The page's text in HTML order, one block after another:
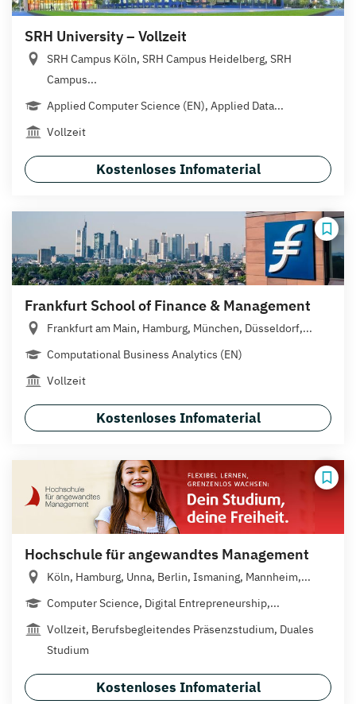
SRH University – Vollzeit
SRH Campus Köln, SRH Campus Heidelberg, SRH
Campus...
Applied Computer Science (EN), Applied Data...
Vollzeit
Kostenloses Infomaterial
Frankfurt School of Finance & Management
Frankfurt am Main, Hamburg, München, Düsseldorf,...
Computational Business Analytics (EN)
Vollzeit
Kostenloses Infomaterial
Hochschule für angewandtes Management
Köln, Hamburg, Unna, Berlin, Ismaning, Mannheim,...
Computer Science, Digital Entrepreneurship,...
Vollzeit, Berufsbegleitendes Präsenzstudium, Duales
Studium
Kostenloses Infomaterial